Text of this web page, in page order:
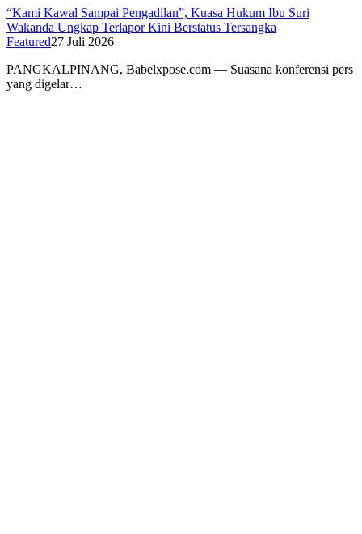
“Kami Kawal Sampai Pengadilan”, Kuasa Hukum Ibu Suri
Wakanda Ungkap Terlapor Kini Berstatus Tersangka
Featured27 Juli 2026
PANGKALPINANG, Babelxpose.com — Suasana konferensi pers
yang digelar…